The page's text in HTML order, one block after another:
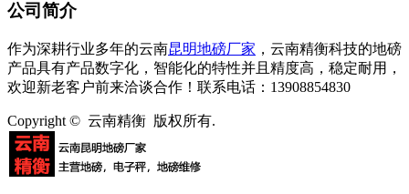
公司简介
作为深耕行业多年的云南昆明地磅厂家 ，云南精衡科技的地磅
产品具有产品数字化，智能化的特性并且精度高，稳定耐用，
欢迎新老客户前来洽谈合作！联系电话：13908854830
Copyright © 云南精衡 版权所有.